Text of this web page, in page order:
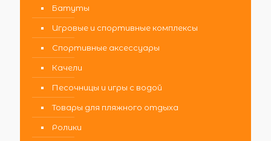
Батуты
Игровые и спортивные комплексы
Спортивные аксессуары
Качели
Песочницы и игры с водой
Товары для пляжного отдыха
Ролики